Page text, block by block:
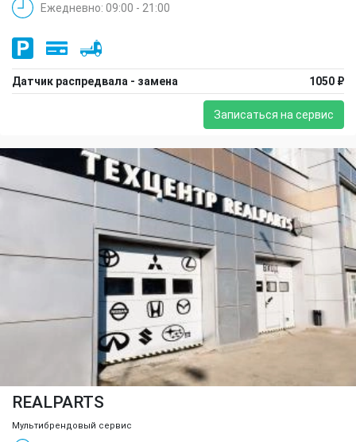
Ежедневно: 09:00 - 21:00
Датчик распредвала - замена 1050 ₽
Записаться на сервис
REALPARTS
Мультибрендовый сервис